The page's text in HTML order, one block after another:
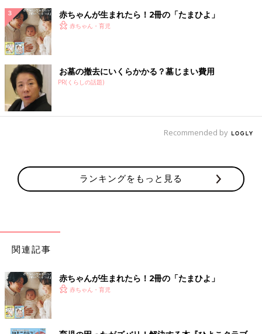
・埋没陰茎（まいぼついんけい）
・コラム・男の子のおちんちんについて教えて！
■女の子の病気
・陰嚢水腫（いんのうすいしゅ）・精巣水瘤（せいそうすいりゅ
う）
・外陰炎（がいいんえん）・膣炎（ちつえん）
・陰唇癒合（いんしんゆごう）
▼赤ちゃん・子どもの病気とホームケアにおすすめの本
赤ちゃんが生まれたら！2冊の「たまひよ」
赤ちゃん・育児
お墓の撤去にいくらかかる？墓じまい費用
PR(くらしの話題)
Recommended by
ランキングをもっと見る
関連記事
赤ちゃんが生まれたら！2冊の「たまひよ」
赤ちゃん・育児